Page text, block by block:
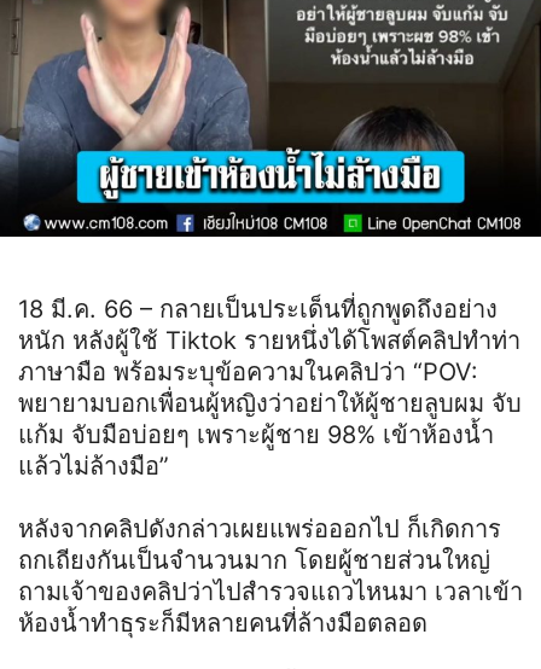
18 มี.ค. 66 – กลายเป็นประเด็นที่ถูกพูดถึงอย่าง
หนัก หลังผู้ใช้ Tiktok รายหนึ่งได้โพสต์คลิปทำท่า
ภาษามือ พร้อมระบุข้อความในคลิปว่า “POV:
พยายามบอกเพื่อนผู้หญิงว่าอย่าให้ผู้ชายลูบผม จับ
แก้ม จับมือบ่อยๆ เพราะผู้ชาย 98% เข้าห้องน้ำ
แล้วไม่ล้างมือ”
หลังจากคลิปดังกล่าวเผยแพร่อออกไป ก็เกิดการ
ถกเถียงกันเป็นจำนวนมาก โดยผู้ชายส่วนใหญ่
ถามเจ้าของคลิปว่าไปสำรวจแถวไหนมา เวลาเข้า
ห้องน้ำทำธุระก็มีหลายคนที่ล้างมือตลอด